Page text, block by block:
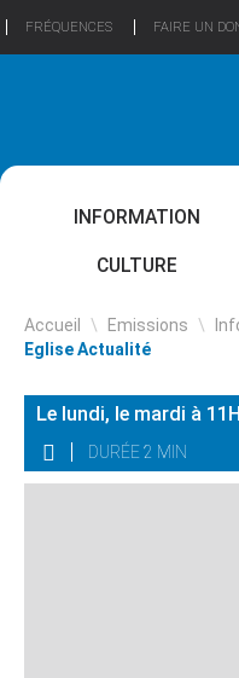
FRÉQUENCES FAIRE UN
INFORMATION
CULTURE
Accueil \ Emissions \
Eglise Actualité
Le lundi, le mardi à
DURÉE 2 MIN